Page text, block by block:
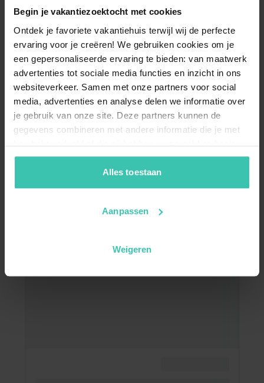
Begin je vakantiezoektocht met cookies
Ontdek je favoriete vakantiehuis terwijl wij de perfecte
ervaring voor je creëren! We gebruiken cookies om je
een gepersonaliseerde ervaring te bieden: van maatwerk
advertenties tot sociale media functies en inzicht in ons
websiteverkeer. Samen met onze partners voor social
media, advertenties en analyse delen we informatie over
je gebruik van onze site. Deze partners kunnen de
gegevens combineren met andere informatie die je met
hen hebt gedeeld of die zij hebben verzameld op basis
van je gebruik van hun diensten. Zo zorgen we ervoor dat
jouw vakantiezoektocht soepel en op maat verloopt!
Alles toestaan
Aanpassen
Weigeren